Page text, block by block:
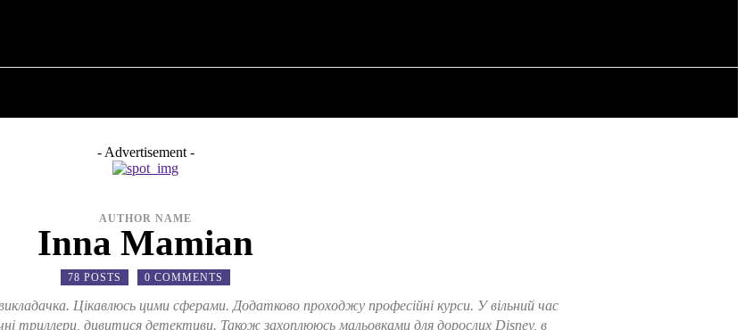
- Advertisement -
AUTHOR NAME
Inna Mamian
78 POSTS 0 COMMENTS
Цікавлюсь цими сферами. Додатково проходжу професійні курси. У вільний час
триллери, дивитися детективи. Також захоплююсь мальовками для дорослих Disney, в